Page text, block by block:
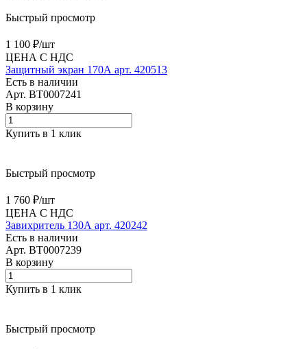
Быстрый просмотр
1 100 ₽/шт
ЦЕНА С НДС
Защитный экран 170А арт. 420513
Есть в наличии
Арт. BT0007241
В корзину
Купить в 1 клик
Быстрый просмотр
1 760 ₽/шт
ЦЕНА С НДС
Завихритель 130А арт. 420242
Есть в наличии
Арт. BT0007239
В корзину
Купить в 1 клик
Быстрый просмотр